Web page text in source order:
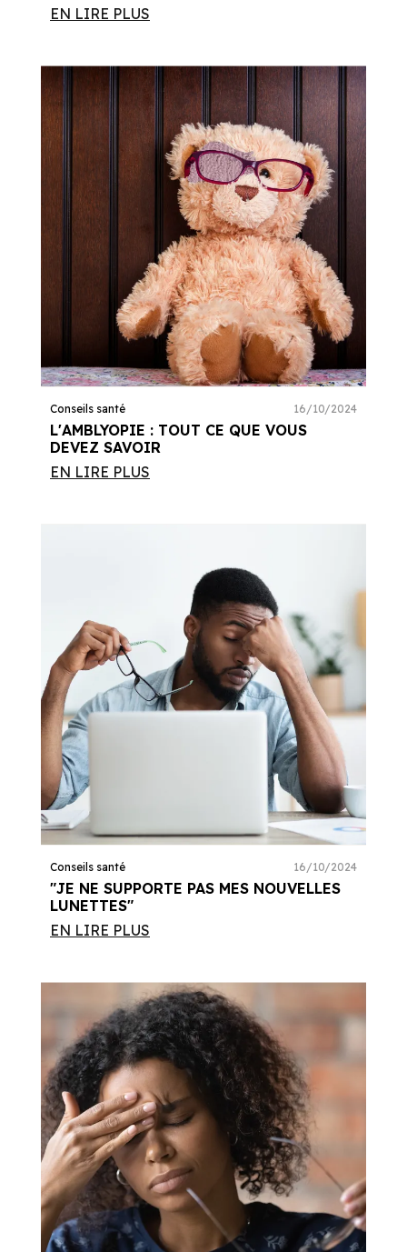
EN LIRE PLUS
L'AMBLYOPIE : TOUT CE QUE VOUS
DEVEZ SAVOIR
Conseils santé 16/10/2024
EN LIRE PLUS
"JE NE SUPPORTE PAS MES NOUVELLES
LUNETTES"
Conseils santé 16/10/2024
EN LIRE PLUS